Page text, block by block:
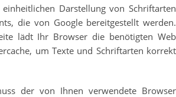
Darstellung von Schriftarten
die von Google bereitgestellt werden.
lädt Ihr Browser die benötigten Web
um Texte und Schriftarten korrekt
der von Ihnen verwendete Browser